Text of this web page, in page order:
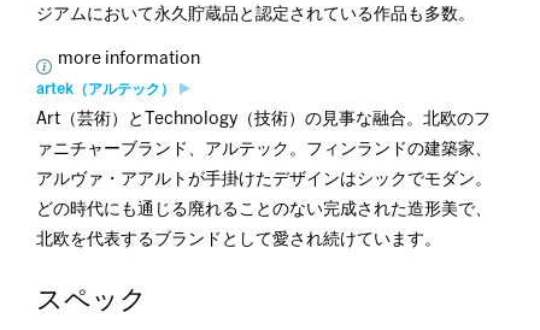
ジアムにおいて永久貯蔵品と認定されている作品も多数。
more information
artek（アルテック）
Art（芸術）とTechnology（技術）の見事な融合。北欧のフ
ァニチャーブランド、アルテック。フィンランドの建築家、
アルヴァ・アアルトが手掛けたデザインはシックでモダン。
どの時代にも通じる廃れることのない完成された造形美で、
北欧を代表するブランドとして愛され続けています。
スペック